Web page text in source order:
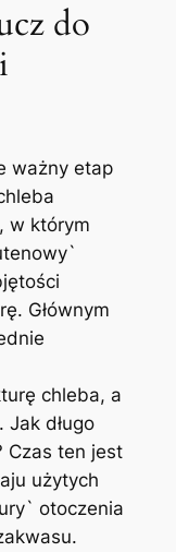
do
ważny etap
w którym
Głównym
chleba, a
Jak długo
Czas ten jest
użytych
otoczenia